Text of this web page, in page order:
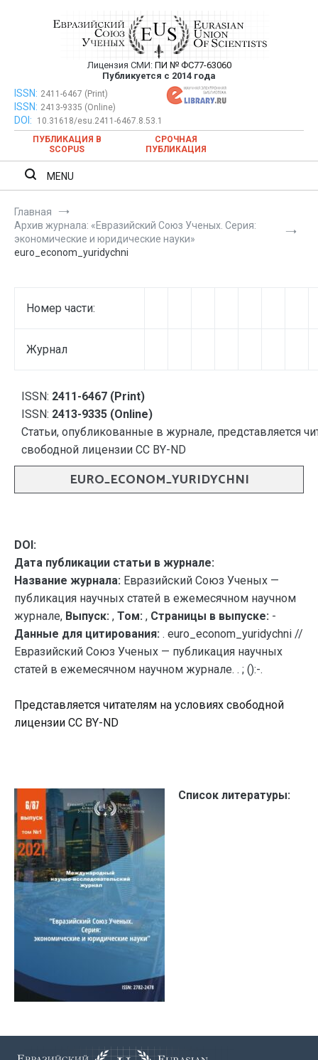
Евразийский Союз Ученых —
публикация научных статей в
ежемесячном научном журнале
Лицензия СМИ: ПИ № ФС77-63060
Публикуется с 2014 года
Евразийский Союз Ученых — публикация научных статей в
ежемесячном научном журнале
ISSN: 2411-6467 (Print)
ISSN: 2413-9335 (Online)
DOI:
10.31618/esu.2411-6467.8.53.1
ПУБЛИКАЦИЯ В
SCOPUS
СРОЧНАЯ
ПУБЛИКАЦИЯ
MENU
Главная
Архив журнала: «Евразийский Союз Ученых. Серия:
экономические и юридические науки»
euro_econom_yuridychni
Номер части:
Журнал
ISSN: 2411-6467 (Print)
ISSN: 2413-9335 (Online)
Статьи, опубликованные в журнале, представляется
свободной лицензии CC BY-ND
EURO_ECONOM_YURIDYCHNI
DOI:
Дата публикации статьи в журнале:
Название журнала: Евразийский Союз Ученых —
публикация научных статей в ежемесячном научном
журнале, Выпуск: , Том: , Страницы в выпуске: -
Данные для цитирования: . euro_econom_yuridychni //
Евразийский Союз Ученых — публикация научных
статей в ежемесячном научном журнале. . ; ():-.
Представляется читателям на условиях свободной
лицензии CC BY-ND
Список литературы: